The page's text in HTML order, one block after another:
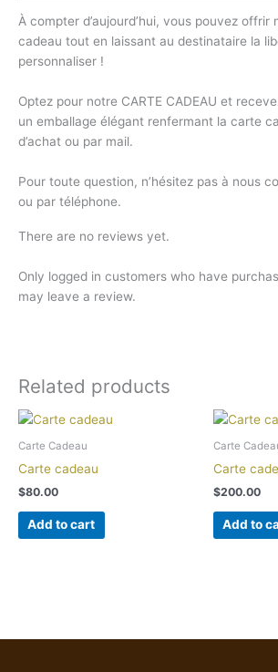
À compter d’aujourd’hui, vous pouvez offrir
cadeau tout en laissant au destinataire la
personnaliser !
Optez pour notre CARTE CADEAU et
un emballage élégant renfermant la carte
d’achat ou par mail.
Pour toute question, n’hésitez pas à nous
ou par téléphone.
There are no reviews yet.
Only logged in customers who have
may leave a review.
Related products
Carte Cadeau
Carte cadeau
$80.00
Add to cart
Carte
Carte
$200.00
Add to